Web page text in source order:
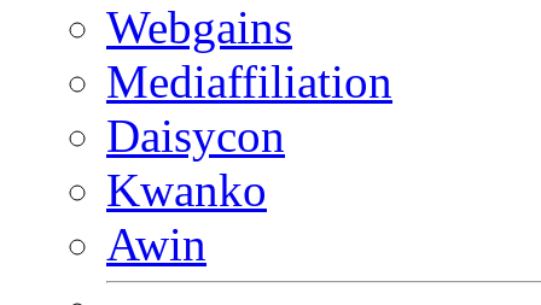
Webgains
Mediaffiliation
Daisycon
Kwanko
Awin